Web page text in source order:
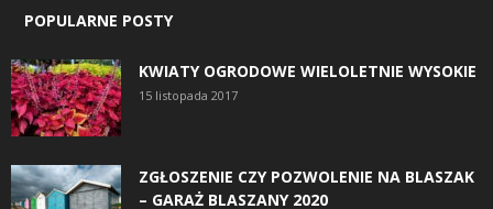
POPULARNE POSTY
KWIATY OGRODOWE WIELOLETNIE WYSOKIE
15 listopada 2017
ZGŁOSZENIE CZY POZWOLENIE NA BLASZAK
– GARAŻ BLASZANY 2020